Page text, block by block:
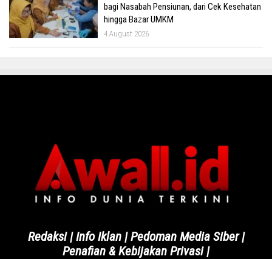
bagi Nasabah Pensiunan, dari Cek Kesehatan
hingga Bazar UMKM
4 August 2026
Redaksi |Info Iklan|Pedoman Media Siber|
Penafian & Kebijakan Privasi|